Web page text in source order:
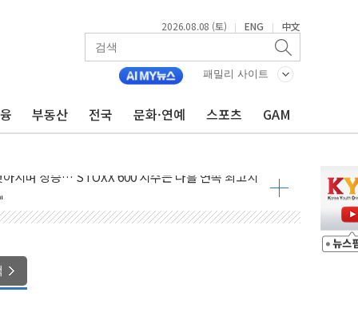
2026.08.08 (토) | ENG | 中文
패밀리 사이트
부동산 전국 문화·연예 스포츠 GAM
구
란 위협에 맞설 자체 억지력 강화
美 해상봉쇄 영향